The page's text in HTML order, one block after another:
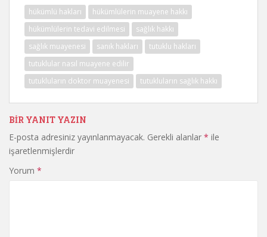
hükümlü hakları
hükümlülerin muayene hakkı
hükümlülerin tedavi edilmesi
sağlık hakkı
sağlık muayenesi
sanık hakları
tutuklu hakları
tutuklular nasıl muayene edilir
tutukluların doktor muayenesi
tutukluların sağlık hakkı
BIR YANIT YAZIN
E-posta adresiniz yayınlanmayacak. Gerekli alanlar * ile
işaretlenmişlerdir
Yorum *